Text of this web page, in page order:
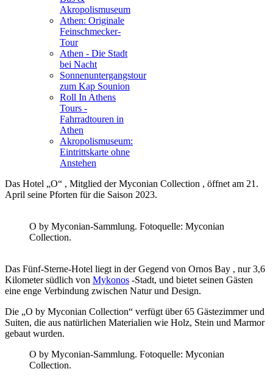
Akropolismuseum
Athen: Originale
Feinschmecker-
Tour
Athen - Die Stadt
bei Nacht
Sonnenuntergangstour
zum Kap Sounion
Roll In Athens
Tours -
Fahrradtouren in
Athen
Akropolismuseum:
Eintrittskarte ohne
Anstehen
Das Hotel „O“ , Mitglied der Myconian Collection , öffnet am 21.
April seine Pforten für die Saison 2023.
O by Myconian-Sammlung. Fotoquelle: Myconian
Collection.
Das Fünf-Sterne-Hotel liegt in der Gegend von Ornos Bay , nur 3,6
Kilometer südlich von Mykonos -Stadt, und bietet seinen Gästen
eine enge Verbindung zwischen Natur und Design.
Die „O by Myconian Collection“ verfügt über 65 Gästezimmer und
Suiten, die aus natürlichen Materialien wie Holz, Stein und Marmor
gebaut wurden.
O by Myconian-Sammlung. Fotoquelle: Myconian
Collection.